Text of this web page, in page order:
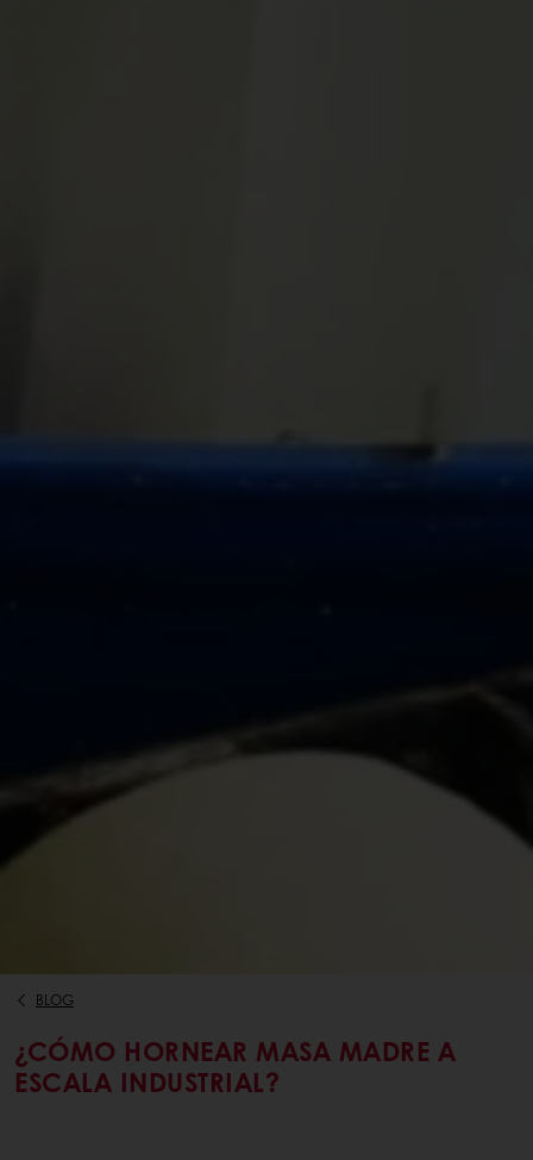
BLOG
¿CÓMO HORNEAR MASA MADRE A
ESCALA INDUSTRIAL?